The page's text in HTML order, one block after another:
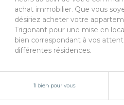
achat immobilier. Que vous
désiriez acheter votre
Trigonant pour une mise en
bien correspondant à vos
différentes résidences.
1 bien pour vous